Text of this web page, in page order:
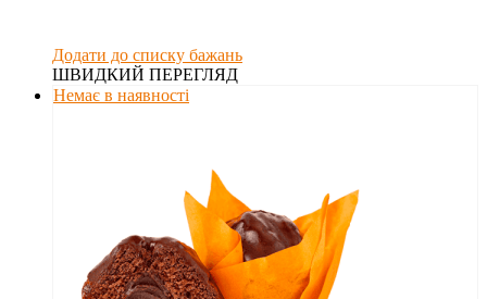
Додати до списку бажань
ШВИДКИЙ ПЕРЕГЛЯД
Немає в наявності